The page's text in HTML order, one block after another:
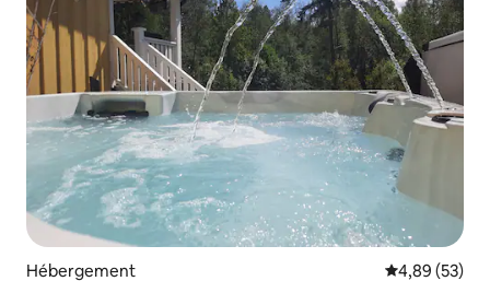
Hébergement Évaluation
4,89 (53)